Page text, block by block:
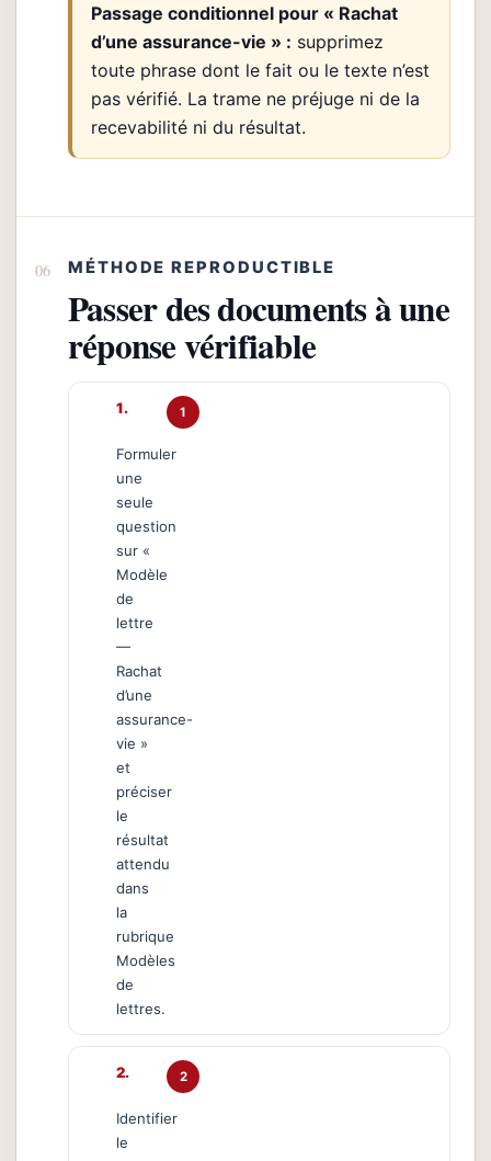
Passage conditionnel pour « Rachat
d’une assurance-vie » : supprimez
toute phrase dont le fait ou le texte n’est
pas vérifié. La trame ne préjuge ni de la
recevabilité ni du résultat.
MÉTHODE REPRODUCTIBLE
Passer des documents à une
réponse vérifiable
1
Formuler
une
seule
question
sur «
Modèle
de
lettre
—
Rachat
d’une
assurance-
vie »
et
préciser
le
résultat
attendu
dans
la
rubrique
Modèles
de
lettres.
2
Identifier
le